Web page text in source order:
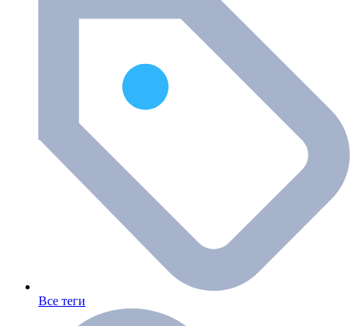
Все теги